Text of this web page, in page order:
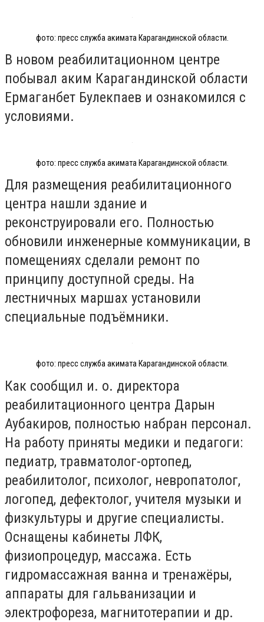
фото: пресс служба акимата Карагандинской области.
В новом реабилитационном центре
побывал аким Карагандинской области
Ермаганбет Булекпаев и ознакомился с
условиями.
фото: пресс служба акимата Карагандинской области.
Для размещения реабилитационного
центра нашли здание и
реконструировали его. Полностью
обновили инженерные коммуникации, в
помещениях сделали ремонт по
принципу доступной среды. На
лестничных маршах установили
специальные подъёмники.
фото: пресс служба акимата Карагандинской области.
Как сообщил и. о. директора
реабилитационного центра Дарын
Аубакиров, полностью набран персонал.
На работу приняты медики и педагоги:
педиатр, травматолог-ортопед,
реабилитолог, психолог, невропатолог,
логопед, дефектолог, учителя музыки и
физкультуры и другие специалисты.
Оснащены кабинеты ЛФК,
физиопроцедур, массажа. Есть
гидромассажная ванна и тренажёры,
аппараты для гальванизации и
электрофореза, магнитотерапии и др.